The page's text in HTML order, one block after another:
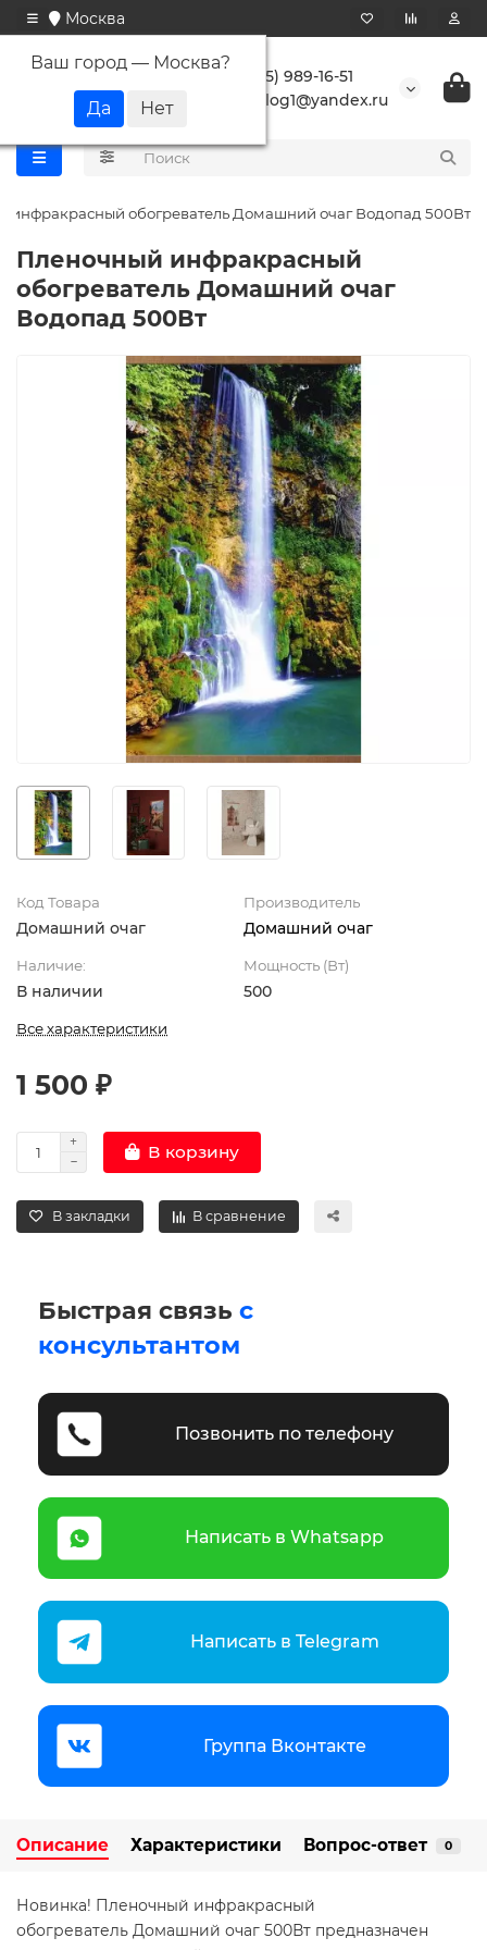
Москва
Ваш город — Москва?
+7 (495) 989-16-51
buranlog1@yandex.ru
инфракрасный обогреватель Домашний очаг Водопад 500Вт
Пленочный инфракрасный
обогреватель Домашний очаг
Водопад 500Вт
Код Товара
Домашний очаг
Производитель
Домашний очаг
Наличие:
В наличии
Мощность (Вт)
500
Все характеристики
1 500 ₽
В корзину
В закладки В сравнение
Быстрая связь с
консультантом
Позвонить по телефону
Написать в Whatsapp
Написать в Telegram
Группа Вконтакте
Описание Характеристики Вопрос-ответ 0
Новинка! Пленочный инфракрасный
обогреватель Домашний очаг 500Вт предназначен